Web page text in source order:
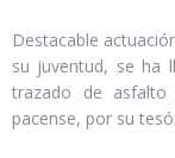
Destacable
su juventud, se ha
trazado de
pacense, por su